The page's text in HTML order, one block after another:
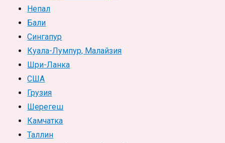
Непал
Бали
Сингапур
Куала-Лумпур, Малайзия
Шри-Ланка
США
Грузия
Шерегеш
Камчатка
Таллин